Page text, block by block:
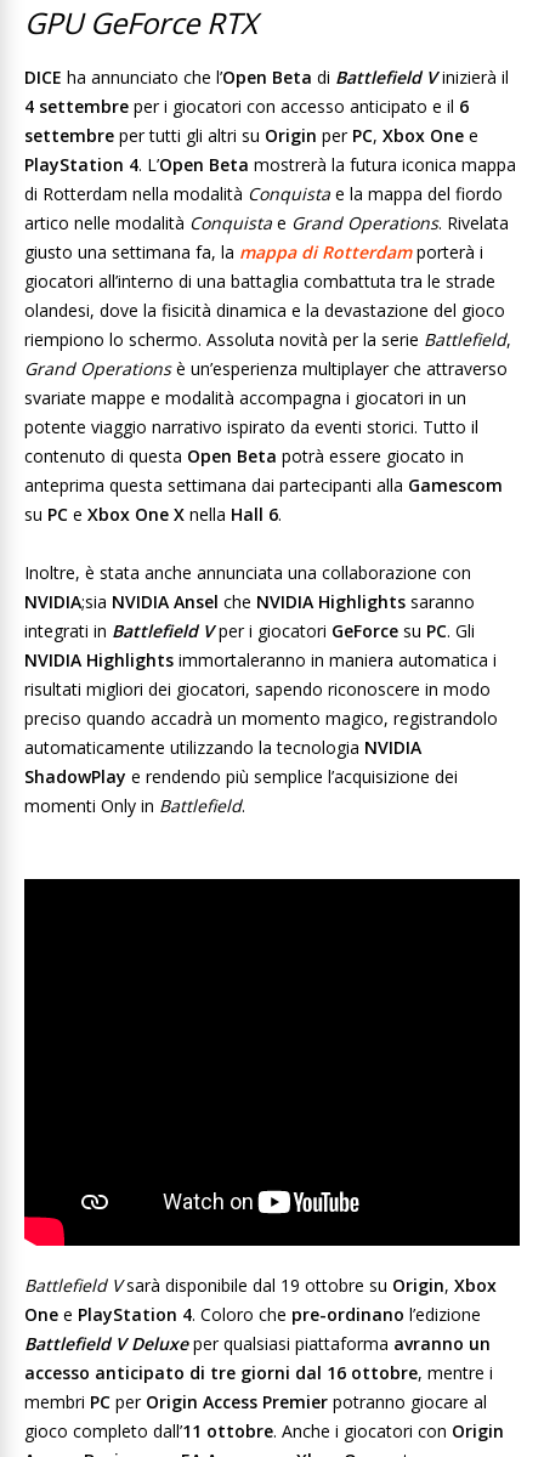
GPU GeForce RTX
DICE ha annunciato che l’Open Beta di Battlefield Vinizierà il
4 settembre per i giocatori con accesso anticipato e il 6
settembre per tutti gli altri su Origin per PC, Xbox One e
PlayStation 4. L’Open Beta mostrerà la futura iconica mappa
di Rotterdam nella modalità Conquista e la mappa del fiordo
artico nelle modalità Conquista e Grand Operations. Rivelata
giusto una settimana fa, la mappa di Rotterdamporterà i
giocatori all’interno di una battaglia combattuta tra le strade
olandesi, dove la fisicità dinamica e la devastazione del gioco
riempiono lo schermo. Assoluta novità per la serie Battlefield,
Grand Operationsè un’esperienza multiplayer che attraverso
svariate mappe e modalità accompagna i giocatori in un
potente viaggio narrativo ispirato da eventi storici. Tutto il
contenuto di questa Open Beta potrà essere giocato in
anteprima questa settimana dai partecipanti alla Gamescom
su PC e Xbox One X nella Hall 6.
Inoltre, è stata anche annunciata una collaborazione con
NVIDIA;sia NVIDIA Ansel che NVIDIA Highlights saranno
integrati in Battlefield Vper i giocatori GeForce su PC. Gli
NVIDIA Highlights immortaleranno in maniera automatica i
risultati migliori dei giocatori, sapendo riconoscere in modo
preciso quando accadrà un momento magico, registrandolo
automaticamente utilizzando la tecnologia NVIDIA
ShadowPlay e rendendo più semplice l’acquisizione dei
momenti Only in Battlefield.
Battlefield Vsarà disponibile dal 19 ottobre su Origin, Xbox
One e PlayStation 4. Coloro che pre-ordinano l’edizione
Battlefield V Deluxeper qualsiasi piattaforma avranno un
accesso anticipato di tre giorni dal 16 ottobre, mentre i
membri PC per Origin Access Premier potranno giocare al
gioco completo dall’11 ottobre. Anche i giocatori con Origin